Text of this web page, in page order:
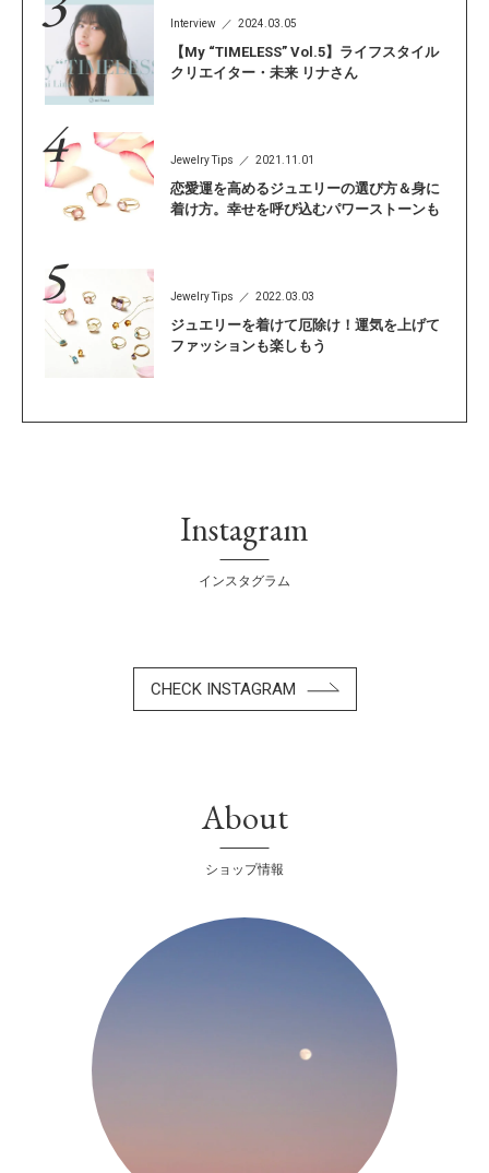
Interview 2024.03.05
【My “TIMELESS” Vol.5】ライフスタイル
クリエイター・未来 リナさん
Jewelry Tips 2021.11.01
恋愛運を高めるジュエリーの選び方＆身に
着け方。幸せを呼び込むパワーストーンも
Jewelry Tips 2022.03.03
ジュエリーを着けて厄除け！運気を上げて
ファッションも楽しもう
Instagram
インスタグラム
CHECK INSTAGRAM
About
ショップ情報